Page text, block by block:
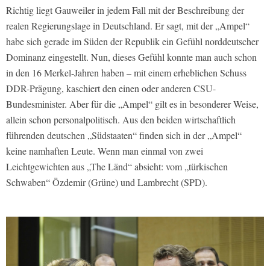
Richtig liegt Gauweiler in jedem Fall mit der Beschreibung der
realen Regierungslage in Deutschland. Er sagt, mit der „Ampel“
habe sich gerade im Süden der Republik ein Gefühl norddeutscher
Dominanz eingestellt. Nun, dieses Gefühl konnte man auch schon
in den 16 Merkel-Jahren haben – mit einem erheblichen Schuss
DDR-Prägung, kaschiert den einen oder anderen CSU-
Bundesminister. Aber für die „Ampel“ gilt es in besonderer Weise,
allein schon personalpolitisch. Aus den beiden wirtschaftlich
führenden deutschen „Südstaaten“ finden sich in der „Ampel“
keine namhaften Leute. Wenn man einmal von zwei
Leichtgewichten aus „The Länd“ absieht: vom „türkischen
Schwaben“ Özdemir (Grüne) und Lambrecht (SPD).